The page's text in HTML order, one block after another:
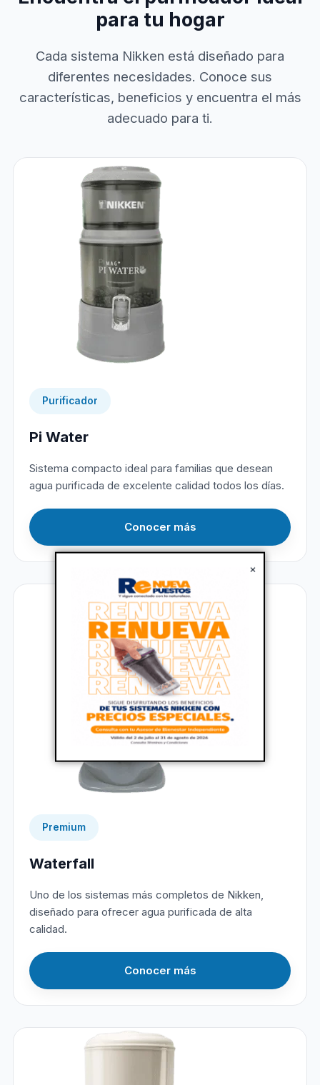
×
para tu hogar
Cada sistema Nikken está diseñado para
diferentes necesidades. Conoce sus
características, beneficios y encuentra el más
adecuado para ti.
Purificador
Pi Water
Sistema compacto ideal para familias que desean
agua purificada de excelente calidad todos los días.
Conocer más
Premium
Waterfall
Uno de los sistemas más completos de Nikken,
diseñado para ofrecer agua purificada de alta
calidad.
Conocer más